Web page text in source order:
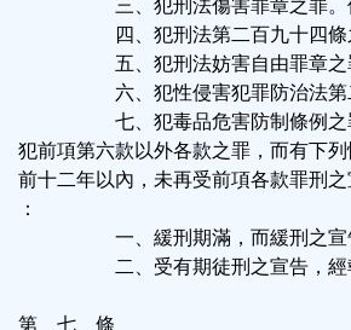
三、犯刑法傷害罪章之罪。但
四、犯刑法第二百九十四條之
五、犯刑法妨害自由罪章之
六、犯性侵害犯罪防治法第二
七、犯毒品危害防制條例之
犯前項第六款以外各款之罪，而有下
前十二年以內，未再受前項各款罪刑
：
一、緩刑期滿，而緩刑之宣告
二、受有期徒刑之宣告，經執
第 七 條